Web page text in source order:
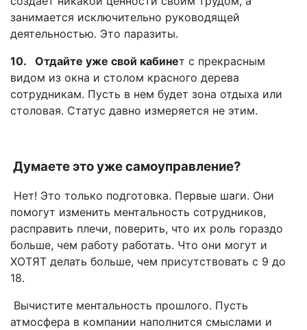
занимается исключительно руководящей
деятельностью. Это паразиты.
10. Отдайте уже свой кабинет с прекрасным
видом из окна и столом красного дерева
сотрудникам. Пусть в нем будет зона отдыха или
столовая. Статус давно измеряется не этим.
Думаете это уже самоуправление?
Нет! Это только подготовка. Первые шаги. Они
помогут изменить ментальность сотрудников,
расправить плечи, поверить, что их роль гораздо
больше, чем работу работать. Что они могут и
ХОТЯТ делать больше, чем присутствовать с 9 до
18.
Вычистите ментальность прошлого. Пусть
атмосфера в компании наполнится смыслами и